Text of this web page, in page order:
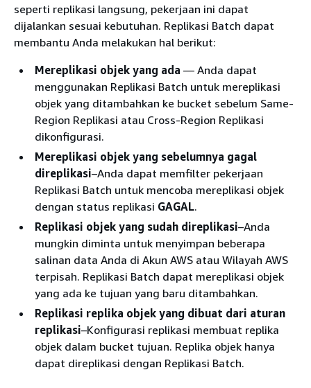
seperti replikasi langsung, pekerjaan ini dapat
dijalankan sesuai kebutuhan. Replikasi Batch dapat
membantu Anda melakukan hal berikut:
Mereplikasi objek yang ada — Anda dapat
menggunakan Replikasi Batch untuk mereplikasi
objek yang ditambahkan ke bucket sebelum Same-
Region Replikasi atau Cross-Region Replikasi
dikonfigurasi.
Mereplikasi objek yang sebelumnya gagal
direplikasi–Anda dapat memfilter pekerjaan
Replikasi Batch untuk mencoba mereplikasi objek
dengan status replikasi GAGAL.
Replikasi objek yang sudah direplikasi–Anda
mungkin diminta untuk menyimpan beberapa
salinan data Anda di Akun AWS atau Wilayah AWS
terpisah. Replikasi Batch dapat mereplikasi objek
yang ada ke tujuan yang baru ditambahkan.
Replikasi replika objek yang dibuat dari aturan
replikasi–Konfigurasi replikasi membuat replika
objek dalam bucket tujuan. Replika objek hanya
dapat direplikasi dengan Replikasi Batch.